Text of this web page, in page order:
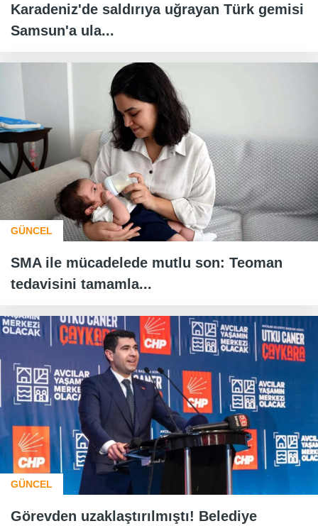
Karadeniz'de saldırıya uğrayan Türk gemisi
Samsun'a ula...
GÜNCEL
SMA ile mücadelede mutlu son: Teoman
tedavisini tamamla...
GÜNCEL
Görevden uzaklaştırılmıştı! Belediye